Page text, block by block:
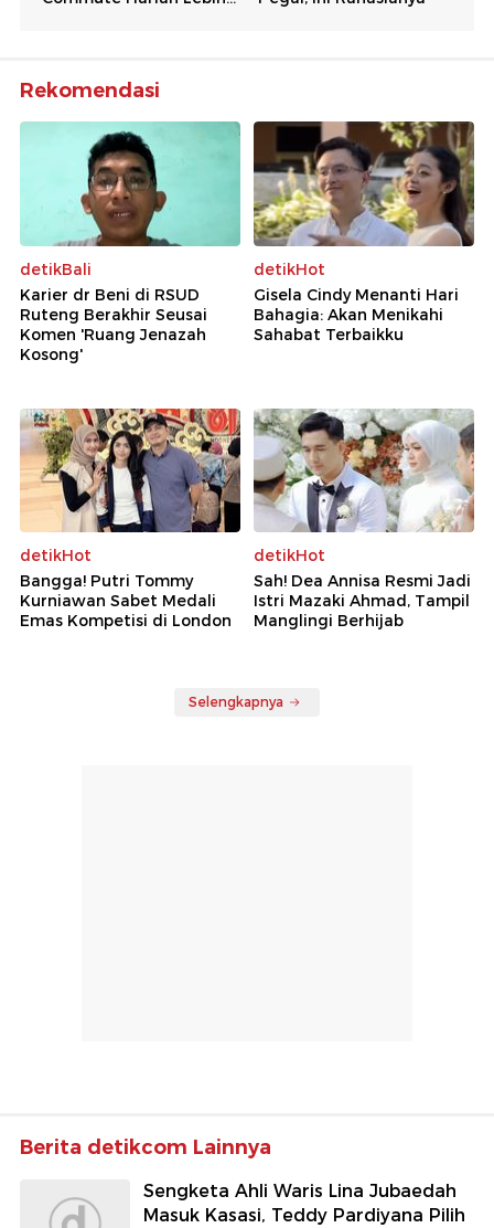
Rekomendasi
detikBali
Karier dr Beni di RSUD
Ruteng Berakhir Seusai
Komen 'Ruang Jenazah
Kosong'
detikHot
Gisela Cindy Menanti Hari
Bahagia: Akan Menikahi
Sahabat Terbaikku
detikHot
Bangga! Putri Tommy
Kurniawan Sabet Medali
Emas Kompetisi di London
detikHot
Sah! Dea Annisa Resmi Jadi
Istri Mazaki Ahmad, Tampil
Manglingi Berhijab
Selengkapnya
Berita detikcom Lainnya
Sengketa Ahli Waris Lina Jubaedah
Masuk Kasasi, Teddy Pardiyana Pilih